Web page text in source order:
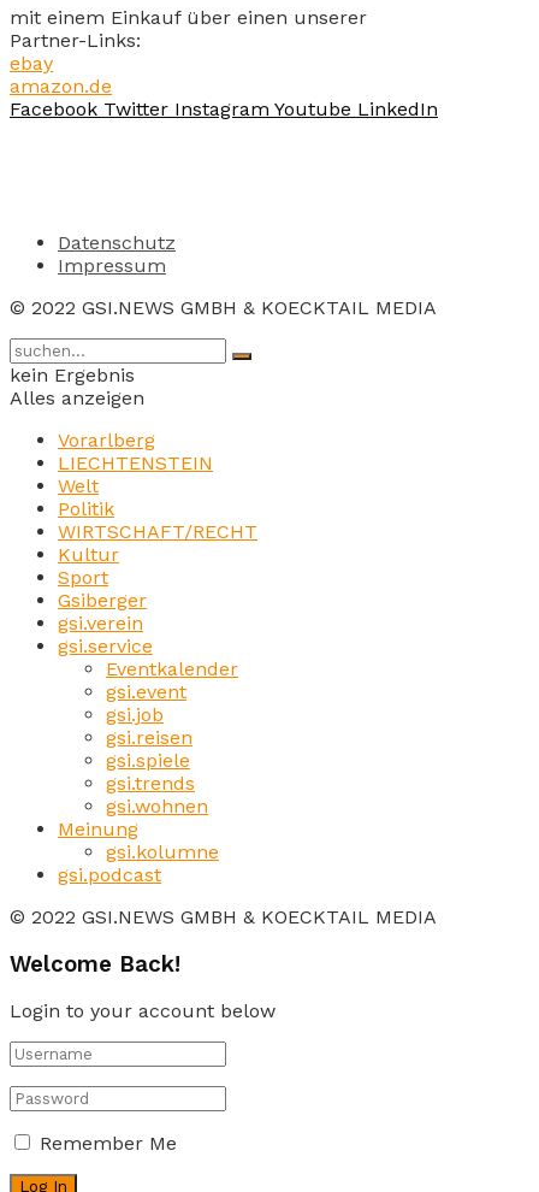
mit einem Einkauf über einen unserer
Partner-Links:
ebay
amazon.de
Facebook Twitter Instagram Youtube LinkedIn
Datenschutz
Impressum
© 2022 GSI.NEWS GMBH & KOECKTAIL MEDIA
kein Ergebnis
Alles anzeigen
Vorarlberg
LIECHTENSTEIN
Welt
Politik
WIRTSCHAFT/RECHT
Kultur
Sport
Gsiberger
gsi.verein
gsi.service
Eventkalender
gsi.event
gsi.job
gsi.reisen
gsi.spiele
gsi.trends
gsi.wohnen
Meinung
gsi.kolumne
gsi.podcast
© 2022 GSI.NEWS GMBH & KOECKTAIL MEDIA
Welcome Back!
Login to your account below
Remember Me